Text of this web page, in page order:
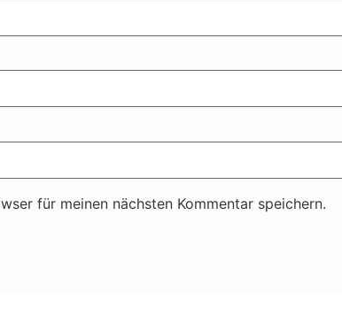
für meinen nächsten Kommentar speichern.